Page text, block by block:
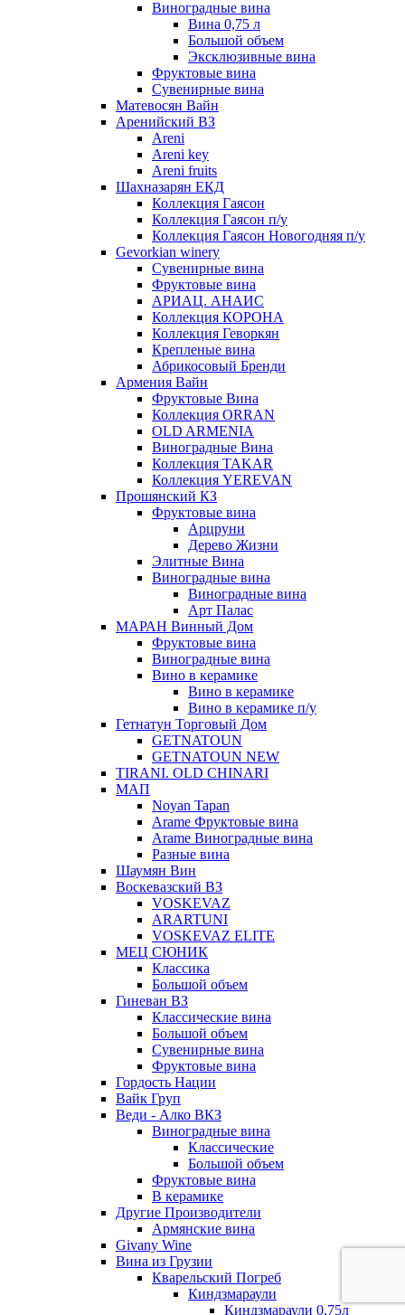
Виноградные вина
Вина 0,75 л
Большой объем
Эксклюзивные вина
Фруктовые вина
Cувенирные вина
Матевосян Вайн
Аренийский ВЗ
Areni
Areni key
Areni fruits
Шахназарян ЕКД
Коллекция Гаясон
Коллекция Гаясон п/у
Коллекция Гаясон Новогодняя п/у
Gevorkian winery
Сувенирные вина
Фруктовые вина
АРИАЦ. АНАИС
Коллекция КОРОНА
Коллекция Геворкян
Крепленые вина
Абрикосовый Бренди
Армения Вайн
Фруктовые Вина
Коллекция ORRAN
OLD ARMENIA
Виноградные Вина
Коллекция TAKAR
Коллекция YEREVAN
Прошянский КЗ
Фруктовые вина
Арцруни
Дерево Жизни
Элитные Вина
Виноградные вина
Виноградные вина
Арт Палас
МАРАН Винный Дом
Фруктовые вина
Виноградные вина
Вино в керамике
Вино в керамике
Вино в керамике п/у
Гетнатун Торговый Дом
GETNATOUN
GETNATOUN NEW
TIRANI. OLD CHINARI
МАП
Noyan Tapan
Arame Фруктовые вина
Arame Виноградные вина
Разные вина
Шаумян Вин
Воскевазский ВЗ
VOSKEVAZ
ARARTUNI
VOSKEVAZ ELITE
МЕЦ СЮНИК
Классика
Большой объем
Гиневан ВЗ
Классические вина
Большой объем
Сувенирные вина
Фруктовые вина
Гордость Нации
Вайк Груп
Веди - Алко ВКЗ
Виноградные вина
Классические
Большой объем
Фруктовые вина
В керамике
Другие Производители
Армянские вина
Givany Wine
Вина из Грузии
Кварельский Погреб
Киндзмараули
Киндзмараули 0,75л